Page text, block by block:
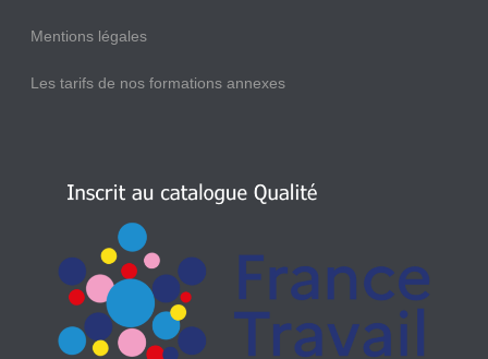
Mentions légales
Les tarifs de nos formations annexes